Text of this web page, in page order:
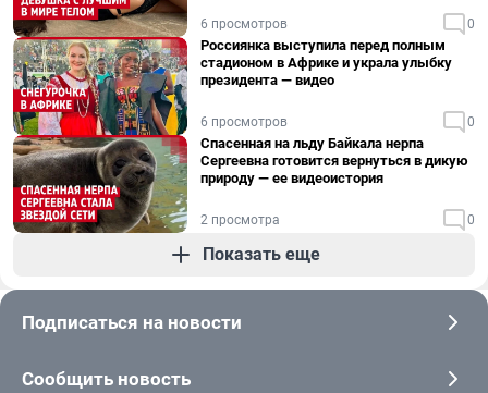
6 просмотров 0
Россиянка выступила перед полным
стадионом в Африке и украла улыбку
президента — видео
6 просмотров 0
Спасенная на льду Байкала нерпа
Сергеевна готовится вернуться в дикую
природу — ее видеоистория
2 просмотра 0
Показать еще
Подписаться на новости
Сообщить новость